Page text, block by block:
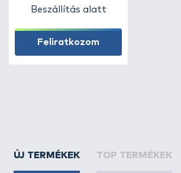
Beszállítás alatt
Feliratkozom
ÚJ TERMÉKEK TOP TERMÉKEK